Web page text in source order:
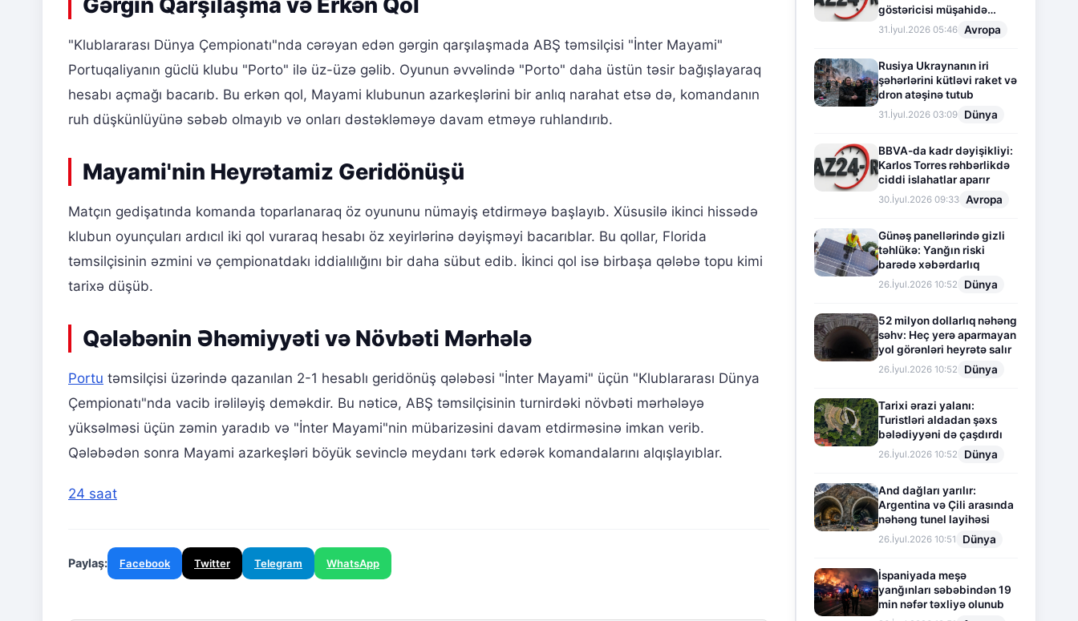
Gərgin Qarşılaşma və Erkən Qol
"Klublararası Dünya Çempionatı"nda cərəyan edən gərgin qarşılaşmada ABŞ təmsilçisi "İnter Mayami"
Portuqaliyanın güclü klubu "Porto" ilə üz-üzə gəlib. Oyunun əvvəlində "Porto" daha üstün təsir bağışlayaraq
hesabı açmağı bacarıb. Bu erkən qol, Mayami klubunun azarkeşlərini bir anlıq narahat etsə də, komandanın
ruh düşkünlüyünə səbəb olmayıb və onları dəstəkləməyə davam etməyə ruhlandırıb.
Mayami'nin Heyrətamiz Geridönüşü
Matçın gedişatında komanda toparlanaraq öz oyununu nümayiş etdirməyə başlayıb. Xüsusilə ikinci hissədə
klubun oyunçuları ardıcıl iki qol vuraraq hesabı öz xeyirlərinə dəyişməyi bacarıblar. Bu qollar, Florida
təmsilçisinin əzmini və çempionatdakı iddialılığını bir daha sübut edib. İkinci qol isə birbaşa qələbə topu kimi
tarixə düşüb.
Qələbənin Əhəmiyyəti və Növbəti Mərhələ
Portu təmsilçisi üzərində qazanılan 2-1 hesablı geridönüş qələbəsi "İnter Mayami" üçün "Klublararası Dünya
Çempionatı"nda vacib irəliləyiş deməkdir. Bu nəticə, ABŞ təmsilçisinin turnirdəki növbəti mərhələyə
yüksəlməsi üçün zəmin yaradıb və "İnter Mayami"nin mübarizəsini davam etdirməsinə imkan verib.
Qələbədən sonra Mayami azarkeşləri böyük sevinclə meydanı tərk edərək komandalarını alqışlayıblar.
24 saat
Paylaş: Facebook Twitter Telegram WhatsApp
göstəricisi müşahidə
olunur
31.İyul.2026 05:46 Avropa
Rusiya Ukraynanın iri
şəhərlərini kütləvi raket və
dron atəşinə tutub
31.İyul.2026 03:09 Dünya
BBVA-da kadr dəyişikliyi:
Karlos Torres rəhbərlikdə
ciddi islahatlar aparır
30.İyul.2026 09:33 Avropa
Günəş panellərində gizli
təhlükə: Yanğın riski
barədə xəbərdarlıq
26.İyul.2026 10:52 Dünya
52 milyon dollarlıq nəhəng
səhv: Heç yerə aparmayan
yol görənləri heyrətə salır
26.İyul.2026 10:52 Dünya
Tarixi ərazi yalanı:
Turistləri aldadan şəxs
bələdiyyəni də çaşdırdı
26.İyul.2026 10:52 Dünya
And dağları yarılır:
Argentina və Çili arasında
nəhəng tunel layihəsi
26.İyul.2026 10:51 Dünya
İspaniyada meşə
yanğınları səbəbindən 19
min nəfər təxliyə olunub